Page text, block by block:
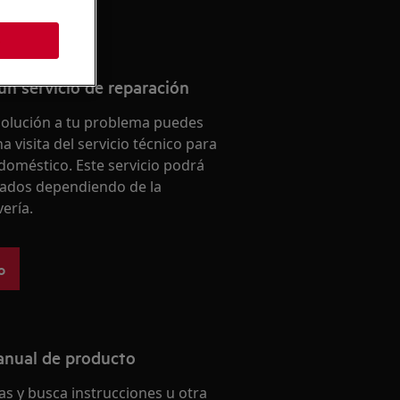
servicio de reparación
a tu problema puedes
visita del servicio técnico para
Este servicio podrá
dependiendo de la
de producto
y busca instrucciones u otra